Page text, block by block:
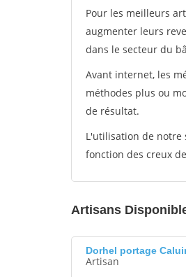
Pour les meilleurs
augmenter leurs
dans le secteur du
Avant internet, les
méthodes plus ou
de résultat.
L'utilisation de notre
fonction des creux
Artisans
Dorhel portage
Artisan